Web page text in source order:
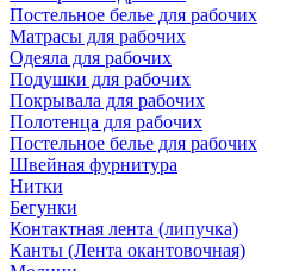
Постельное белье для рабочих
Матрасы для рабочих
Одеяла для рабочих
Подушки для рабочих
Покрывала для рабочих
Полотенца для рабочих
Постельное белье для рабочих
Швейная фурнитура
Нитки
Бегунки
Контактная лента (липучка)
Канты (Лента окантовочная)